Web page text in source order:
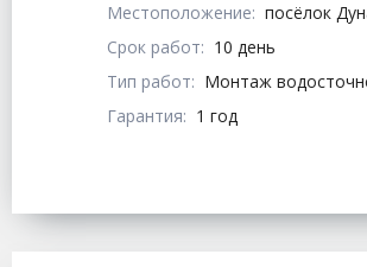
Местоположение: посёлок
Срок работ: 10 день
Тип работ: Монтаж
Гарантия: 1 год